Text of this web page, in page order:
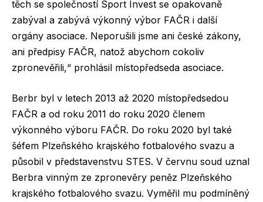
těch se společností Sport Invest se opakovaně
zabýval a zabývá výkonný výbor FAČR i další
orgány asociace. Neporušili jsme ani české zákony,
ani předpisy FAČR, natož abychom cokoliv
zpronevěřili,“ prohlásil místopředseda asociace.
Berbr byl v letech 2013 až 2020 místopředsedou
FAČR a od roku 2011 do roku 2020 členem
výkonného výboru FAČR. Do roku 2020 byl také
šéfem Plzeňského krajského fotbalového svazu a
působil v představenstvu STES. V červnu soud uznal
Berbra vinným ze zpronevěry peněz Plzeňského
krajského fotbalového svazu. Vyměřil mu podmíněný